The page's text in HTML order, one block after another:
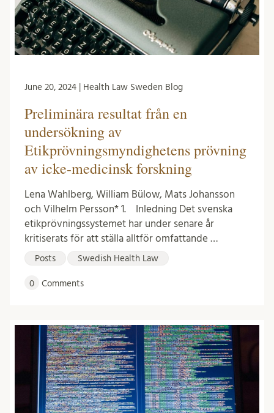
June 20, 2024 | Health Law Sweden Blog
Preliminära resultat från en
undersökning av
Etikprövningsmyndighetens prövning
av icke-medicinsk forskning
Lena Wahlberg, William Bülow, Mats Johansson
och Vilhelm Persson* 1. Inledning Det svenska
etikprövningssystemet har under senare år
kritiserats för att ställa alltför omfattande …
Posts Swedish Health Law
0 Comments